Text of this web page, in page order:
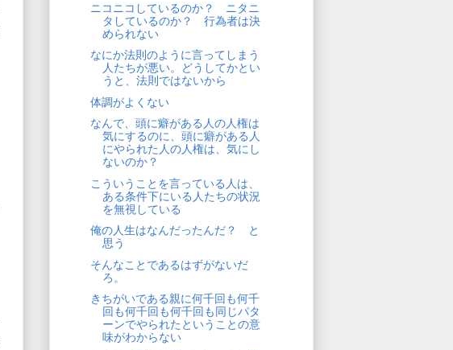
ニコニコしているのか？ ニタニ
タしているのか？ 行為者は決
められない
なにか法則のように言ってしまう
人たちが悪い。どうしてかとい
うと、法則ではないから
体調がよくない
なんで、頭に癖がある人の人権は
気にするのに、頭に癖がある人
にやられた人の人権は、気にし
ないのか？
こういうことを言っている人は、
ある条件下にいる人たちの状況
を無視している
俺の人生はなんだったんだ？ と
思う
そんなことであるはずがないだ
ろ。
きちがいである親に何千回も何千
回も何千回も何千回も同じパタ
ーンでやられたということの意
味がわからない